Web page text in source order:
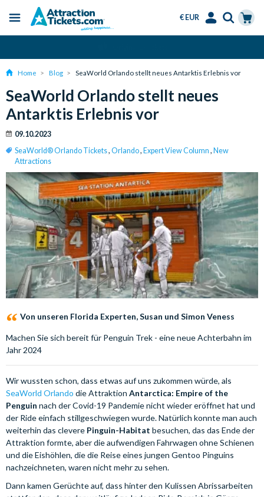
content
Menu
€ EUR
Home Blog SeaWorld Orlando stellt neues Antarktis Erlebnis vor
SeaWorld Orlando stellt neues
Antarktis Erlebnis vor
09.10.2023
SeaWorld® Orlando Tickets, Orlando, Expert View Column , New
Attractions
Von unseren Florida Experten, Susan und Simon Veness
Machen Sie sich bereit für Penguin Trek - eine neue Achterbahn im
Jahr 2024
Wir wussten schon, dass etwas auf uns zukommen würde, als
SeaWorld Orlando die Attraktion Antarctica: Empire of the
Penguin nach der Covid-19 Pandemie nicht wieder eröffnet hat und
der Ride einfach stillgeschwiegen wurde. Natürlich konnte man auch
weiterhin das clevere Pinguin-Habitat besuchen, das das Ende der
Attraktion formte, aber die aufwendigen Fahrwagen ohne Schienen
und die Eishöhlen, die die Reise eines jungen Gentoo Pinguins
nachzeichneten, waren nicht mehr zu sehen.
Dann kamen Gerüchte auf, dass hinter den Kulissen Abrissarbeiten